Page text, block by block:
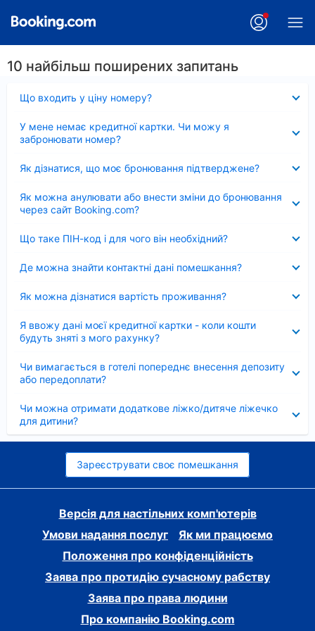
10 найбільш поширених запитань
Що входить у ціну номеру?
У мене немає кредитної картки. Чи можу я
забронювати номер?
Як дізнатися, що моє бронювання підтверджене?
Як можна анулювати або внести зміни до бронювання
через сайт Booking.com?
Що таке ПІН-код і для чого він необхідний?
Де можна знайти контактні дані помешкання?
Як можна дізнатися вартість проживання?
Я ввожу дані моєї кредитної картки - коли кошти
будуть зняті з мого рахунку?
Чи вимагається в готелі попереднє внесення депозиту
або передоплати?
Чи можна отримати додаткове ліжко/дитяче ліжечко
для дитини?
Зареєструвати своє помешкання
Версія для настільних комп'ютерів
Умови надання послуг
Як ми працюємо
Положення про конфіденційність
Заява про протидію сучасному рабству
Заява про права людини
Про компанію Booking.com